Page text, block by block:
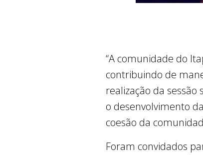
“A comunidade do
contribuindo de
realização da
o desenvolvimento
coesão da
Foram convidados